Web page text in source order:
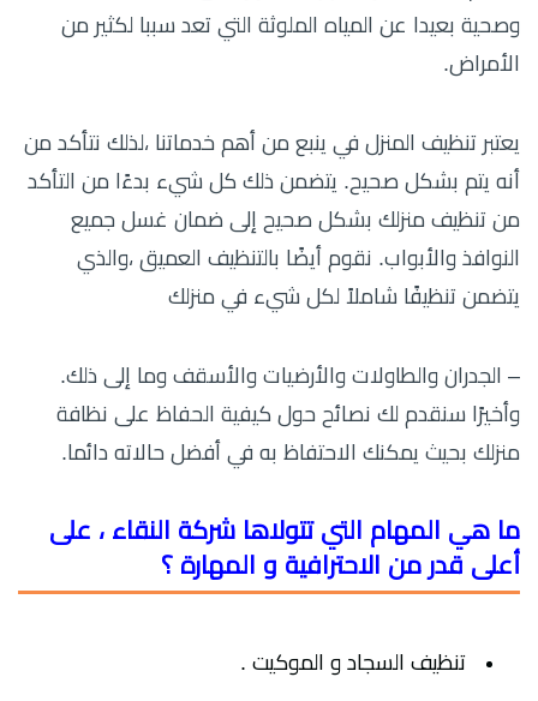
وصحية بعيدا عن المياه الملوثة التي تعد سببا لكثير من
الأمراض.
يعتبر تنظيف المنزل في ينبع من أهم خدماتنا ،لذلك نتأكد من
أنه يتم بشكل صحيح. يتضمن ذلك كل شيء بدءًا من التأكد
من تنظيف منزلك بشكل صحيح إلى ضمان غسل جميع
النوافذ والأبواب. نقوم أيضًا بالتنظيف العميق ،والذي
يتضمن تنظيفًا شاملاً لكل شيء في منزلك
– الجدران والطاولات والأرضيات والأسقف وما إلى ذلك.
وأخيرًا سنقدم لك نصائح حول كيفية الحفاظ على نظافة
منزلك بحيث يمكنك الاحتفاظ به في أفضل حالاته دائما.
ما هي المهام التي تتولاها شركة النقاء ، على
أعلى قدر من الاحترافية و المهارة ؟
تنظيف السجاد و الموكيت .